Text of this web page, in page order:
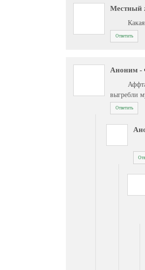
Местный
Ответить
Аноним -
выгребли
Ответить